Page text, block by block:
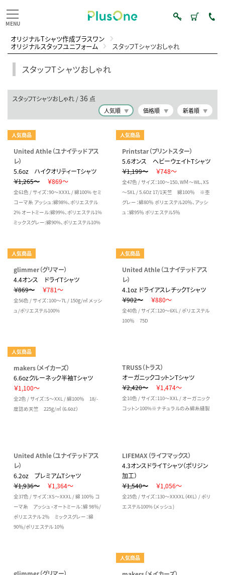
オリジナルTシャツ作成プラスワン
オリジナルスタッフユニフォーム スタッフTシャツおしゃれ
スタッフTシャツおしゃれ
スタッフTシャツおしゃれ /36 点
人気順 価格順 新着順
人気商品
United Athle（ユナイテッドアス
レ）
5.6oz ハイクオリティーTシャツ
￥1,265～
￥869～
全61色 / サイズ：90～XXXL / 綿100% セミ
コーマ糸 アッシュ:綿98%、ポリエステル
2% オートミール:綿99%、ポリエステル1%
ミックスグレー:綿90%、ポリエステル10%
人気商品
Printstar（プリントスター）
5.6オンス ヘビーウェイトTシャツ
￥1,199～
￥748～
全47色 / サイズ：100～150、WＭ～WL、XS
～5XL / 5.6Oz 17/1天竺 綿100％ ※杢
グレー：綿80％ ポリエステル20％、アッシ
ュ：綿95％ ポリエステル5％
人気商品
glimmer（グリマー）
4.4オンス ドライTシャツ
￥869～
￥781～
全56色 / サイズ：100～7L / 150g/㎡ メッシ
ュ/ポリエステル100%
人気商品
United Athle（ユナイテッドアス
レ）
4.1oz ドライアスレチックTシャツ
￥902～
￥880～
全40色 / サイズ：120～6XL / ポリエステル
100％ 75D
人気商品
makers（メイカーズ）
6.6ozクルーネック半袖Tシャツ
￥1,100～
全2色 / サイズ：S～XXL / 綿100％ 18/-
度詰め天竺 225g/㎡（6.6oz）
TRUSS（トラス）
オーガニックコットンTシャツ
￥2,420～
￥1,474～
全10色 / サイズ：110～XXL / オーガニック
コットン100%※ナチュラルのみ綿糸縫製
United Athle（ユナイテッドアス
レ）
6.2oz プレミアムTシャツ
￥1,936～
￥1,364～
全37色 / サイズ：XS～XXXL / 綿 100％ コ
ーマ糸 アッシュ・オートミール：綿 98％/
ポリエステル 2％ ミックスグレー：綿
90％/ポリエステル 10％
LIFEMAX（ライフマックス）
4.3オンスドライＴシャツ（ポリジン
加工）
￥1,540～
￥1,056～
全25色 / サイズ：130～XXXXL（4XL） / ポリ
エステル100%（メッシュ)
glimmer（グリマー）
人気商品